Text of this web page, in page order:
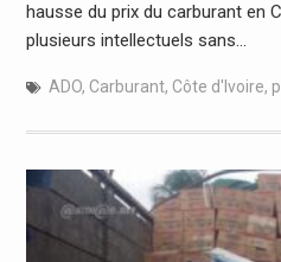
hausse du prix du carburant en
plusieurs intellectuels sans…
ADO, Carburant, Côte d'Ivoire,